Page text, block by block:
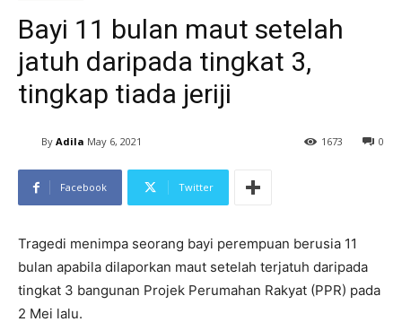
Bayi 11 bulan maut setelah
jatuh daripada tingkat 3,
tingkap tiada jeriji
By Adila May 6, 2021 0
1673
Facebook Twitter
Tragedi menimpa seorang bayi perempuan berusia 11
bulan apabila dilaporkan maut setelah terjatuh daripada
tingkat 3 bangunan Projek Perumahan Rakyat (PPR) pada
2 Mei lalu.